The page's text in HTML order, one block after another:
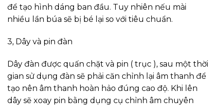
để tạo hình dáng ban đầu. Tuy nhiên nếu mài
nhiều lần búa sẽ bị bé lại so với tiêu chuẩn.
3, Dây và pin đàn
Dây đàn được quấn chặt và pin ( trục ), sau một thời
gian sử dụng đàn sẽ phải căn chỉnh lại âm thanh để
tạo nên âm thanh hoàn hảo đúng cao độ. Khi lên
dây sẽ xoay pin bằng dụng cụ chỉnh âm chuyên